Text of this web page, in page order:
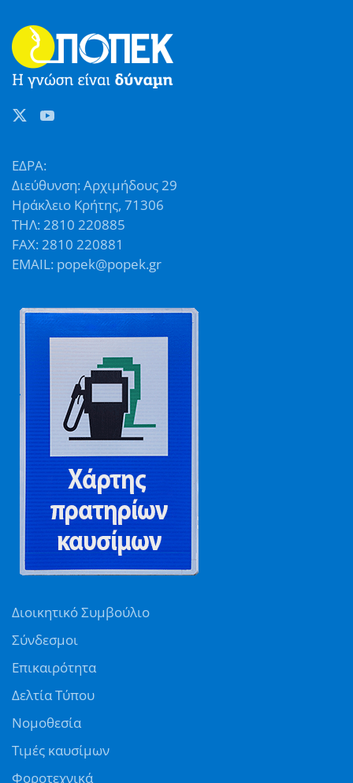
ΕΔΡΑ:
Διεύθυνση: Αρχιμήδους 29
Ηράκλειο Κρήτης, 71306
ΤΗΛ: 2810 220885
FAX: 2810 220881
EMAIL: popek@popek.gr
Διοικητικό Συμβούλιο
Σύνδεσμοι
Επικαιρότητα
Δελτία Τύπου
Νομοθεσία
Τιμές καυσίμων
Φοροτεχνικά